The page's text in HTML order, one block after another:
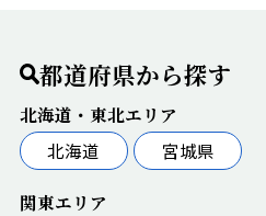
都道府県から探す
北海道・東北エリア
北海道
宮城県
関東エリア